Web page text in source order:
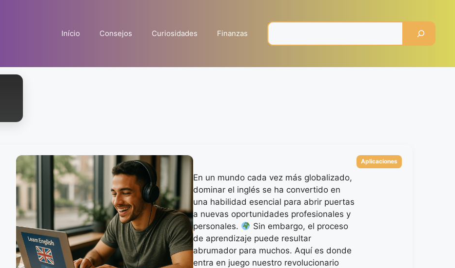
Início Consejos Curiosidades Finanzas
En un mundo cada vez más globalizado,
dominar el inglés se ha convertido en
una habilidad esencial para abrir puertas
a nuevas oportunidades profesionales y
personales.
Sin embargo, el proceso
de aprendizaje puede resultar
abrumador para muchos. Aquí es donde
entra en juego nuestro revolucionario
Categorías
Aplicaciones